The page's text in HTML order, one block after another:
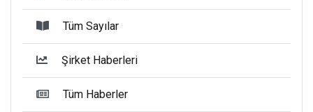
Tüm Sayılar
Şirket Haberleri
Tüm Haberler